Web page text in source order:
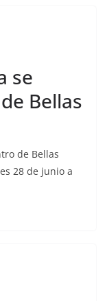
se
Bellas
de Bellas
28 de junio a